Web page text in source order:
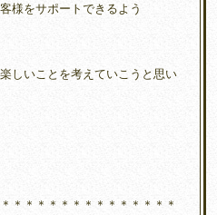
様をサポートできるよう
しいことを考えていこうと思い
＊＊＊＊＊＊＊＊＊＊＊＊＊＊